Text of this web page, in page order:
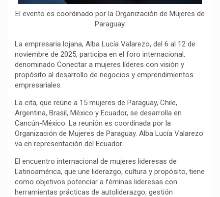
El evento es coordinado por la Organización de Mujeres de
Paraguay.
La empresaria lojana, Alba Lucía Valarezo, del 6 al 12 de
noviembre de 2025, participa en el foro internacional,
denominado Conectar a mujeres líderes con visión y
propósito al desarrollo de negocios y emprendimientos
empresariales.
La cita, que reúne a 15 mujeres de Paraguay, Chile,
Argentina, Brasil, México y Ecuador, se desarrolla en
Cancún-México. La reunión es coordinada por la
Organización de Mujeres de Paraguay. Alba Lucía Valarezo
va en representación del Ecuador.
El encuentro internacional de mujeres lideresas de
Latinoamérica, que une liderazgo, cultura y propósito, tiene
como objetivos potenciar a féminas lideresas con
herramientas prácticas de autoliderazgo, gestión